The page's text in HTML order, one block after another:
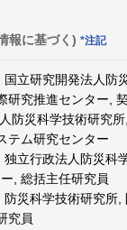
報に基づく) *注記
立研究開発法人防
研究推進センター,
防災科学技術研究
テム研究センター
立行政法人防災科
, 総括主任研究員
災科学技術研究所,
究員